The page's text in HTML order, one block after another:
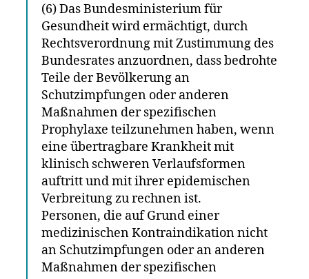
(6) Das Bundesministerium für
Gesundheit wird ermächtigt, durch
Rechtsverordnung mit Zustimmung des
Bundesrates anzuordnen, dass bedrohte
Teile der Bevölkerung an
Schutzimpfungen oder anderen
Maßnahmen der spezifischen
Prophylaxe teilzunehmen haben, wenn
eine übertragbare Krankheit mit
klinisch schweren Verlaufsformen
auftritt und mit ihrer epidemischen
Verbreitung zu rechnen ist.
Personen, die auf Grund einer
medizinischen Kontraindikation nicht
an Schutzimpfungen oder an anderen
Maßnahmen der spezifischen